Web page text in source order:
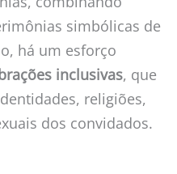
simbólicas de
há um esforço
inclusivas, que
religiões,
dos convidados.